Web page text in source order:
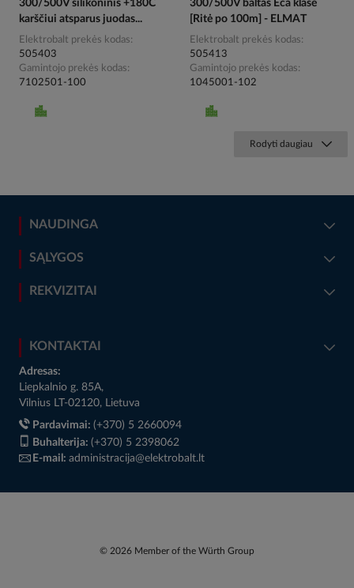
300/500V silikoninis +180C
karščiui atsparus juodas...
Elektrobalt prekės kodas
505403
Gamintojo prekės kodas
7102501-100
300/500V baltas Eca klasė
[Ritė po 100m] - ELMAT
Elektrobalt prekės kodas
505413
Gamintojo prekės kodas
1045001-102
Rodyti daugiau
NAUDINGA
SĄLYGOS
REKVIZITAI
KONTAKTAI
Adresas:
Liepkalnio g. 85A,
Vilnius LT-02120, Lietuva
Pardavimai: (+370) 5 2660094
Buhalterija: (+370) 5 2398062
E-mail: administracija@elektrobalt.lt
© 2026 Member of the Würth Group